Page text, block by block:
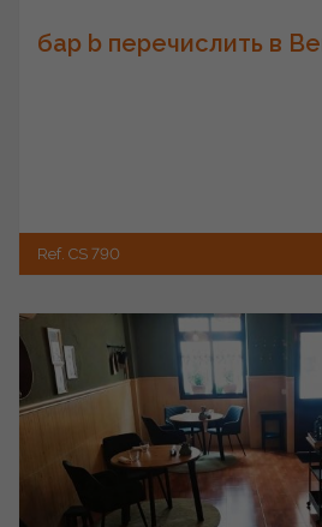
бар b перечислить в
Ref. CS 790